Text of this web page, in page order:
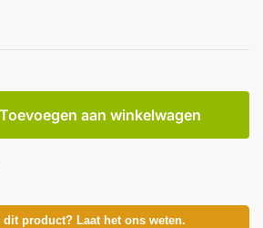
Toevoegen aan winkelwagen
dit product? Laat het ons weten.